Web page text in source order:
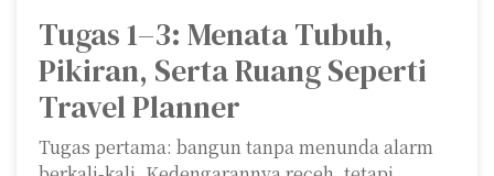
Tugas 1–3: Menata Tubuh,
Pikiran, Serta Ruang Seperti
Travel Planner
Tugas pertama: bangun tanpa menunda alarm